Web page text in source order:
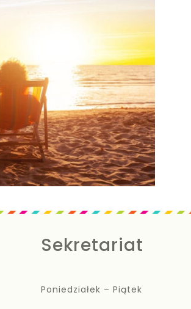
Sekretariat
Poniedziałek – Piątek